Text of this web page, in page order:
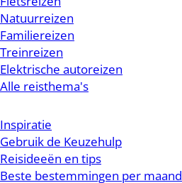
Natuurreizen
Familiereizen
Treinreizen
Elektrische autoreizen
Alle reisthema's
Inspiratie
Gebruik de Keuzehulp
Reisideeën en tips
Beste bestemmingen per maand